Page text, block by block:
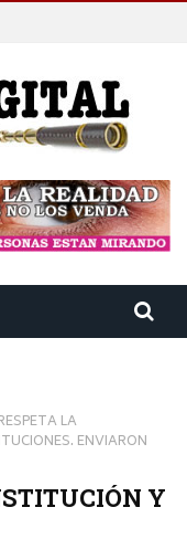
LA
ENVIARON
Y